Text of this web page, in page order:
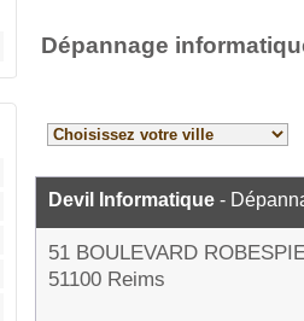
Dépannage
Devil Informatique -
51 BOULEVARD
51100 Reims